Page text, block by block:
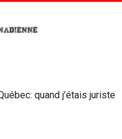
quand j’étais juriste